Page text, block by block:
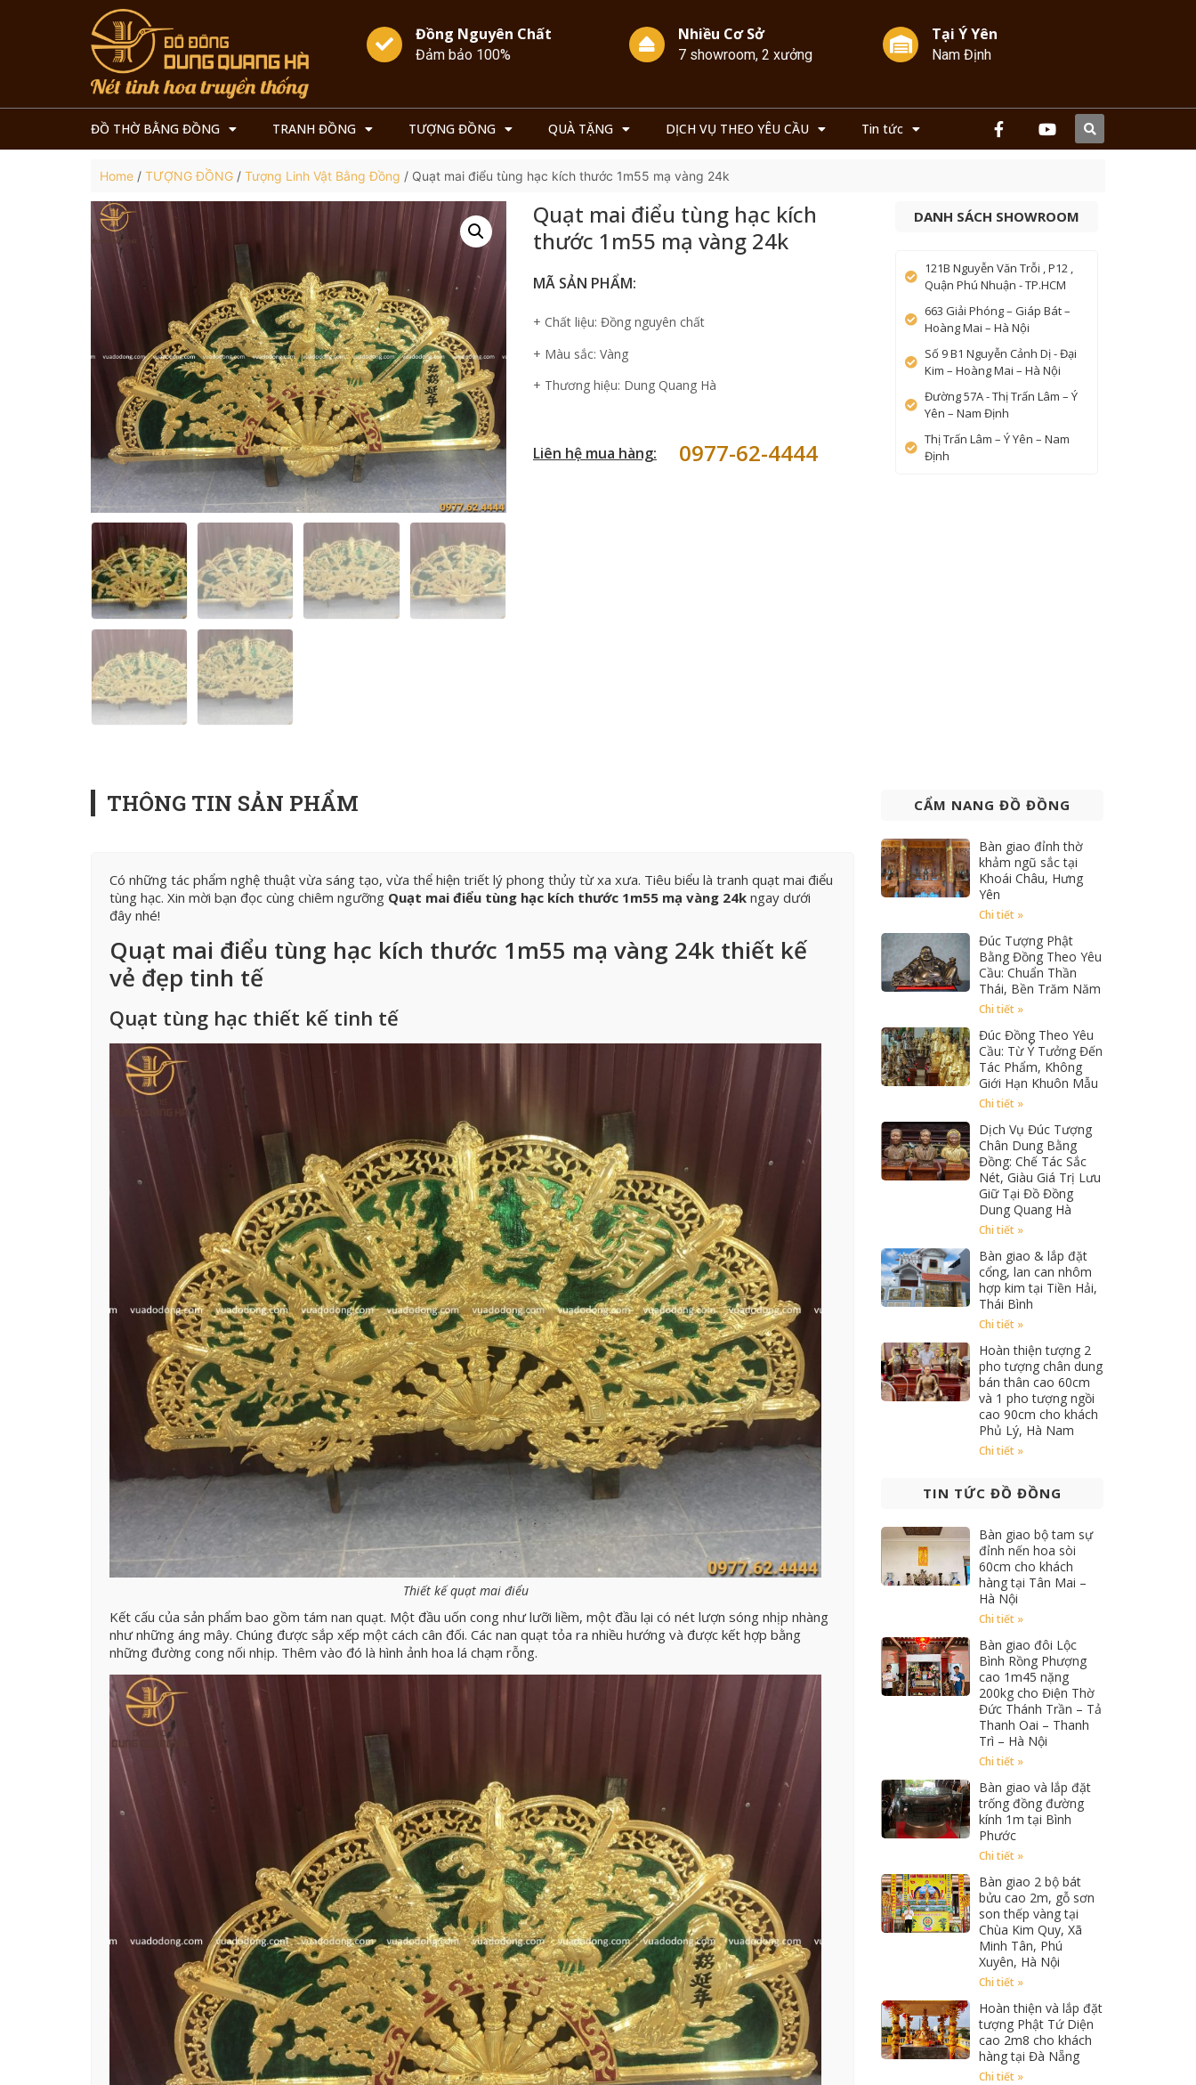
Đồng Nguyên Chất
Đảm bảo 100%
Nhiều Cơ Sở
7 showroom, 2 xưởng
Tại Ý Yên
Nam Định
ĐỒ THỜ BẰNG ĐỒNG TRANH ĐỒNG TƯỢNG ĐỒNG QUÀ TẶNG DỊCH VỤ THEO YÊU CẦU Tin tức
Home / TƯỢNG ĐỒNG / Tượng Linh Vật Bằng Đồng / Quạt mai điểu tùng hạc kích thước 1m55 mạ vàng 24k
Quạt mai điểu tùng hạc kích
thước 1m55 mạ vàng 24k
MÃ SẢN PHẨM:
+ Chất liệu: Đồng nguyên chất
+ Màu sắc: Vàng
+ Thương hiệu: Dung Quang Hà
Liên hệ mua hàng: 0977-62-4444
DANH SÁCH SHOWROOM
121B Nguyễn Văn Trỗi , P12 ,
Quận Phú Nhuận - TP.HCM
663 Giải Phóng – Giáp Bát –
Hoàng Mai – Hà Nội
Số 9 B1 Nguyễn Cảnh Dị - Đại
Kim – Hoàng Mai – Hà Nội
Đường 57A - Thị Trấn Lâm – Ý
Yên – Nam Định
Thị Trấn Lâm – Ý Yên – Nam
Định
THÔNG TIN SẢN PHẨM
Có những tác phẩm nghệ thuật vừa sáng tạo, vừa thể hiện triết lý phong thủy từ xa xưa. Tiêu biểu là tranh quạt mai điểu
tùng hạc. Xin mời bạn đọc cùng chiêm ngưỡng Quạt mai điểu tùng hạc kích thước 1m55 mạ vàng 24k ngay dưới
đây nhé!
Quạt mai điểu tùng hạc kích thước 1m55 mạ vàng 24k thiết kế
vẻ đẹp tinh tế
Quạt tùng hạc thiết kế tinh tế
Thiết kế quạt mai điểu
Kết cấu của sản phẩm bao gồm tám nan quạt. Một đầu uốn cong như lưỡi liềm, một đầu lại có nét lượn sóng nhịp nhàng
như những áng mây. Chúng được sắp xếp một cách cân đối. Các nan quạt tỏa ra nhiều hướng và được kết hợp bằng
những đường cong nối nhịp. Thêm vào đó là hình ảnh hoa lá chạm rỗng.
CẨM NANG ĐỒ ĐỒNG
Bàn giao đỉnh thờ
khảm ngũ sắc tại
Khoái Châu, Hưng
Yên
Chi tiết »
Đúc Tượng Phật
Bằng Đồng Theo Yêu
Cầu: Chuẩn Thần
Thái, Bền Trăm Năm
Chi tiết »
Đúc Đồng Theo Yêu
Cầu: Từ Ý Tưởng Đến
Tác Phẩm, Không
Giới Hạn Khuôn Mẫu
Chi tiết »
Dịch Vụ Đúc Tượng
Chân Dung Bằng
Đồng: Chế Tác Sắc
Nét, Giàu Giá Trị Lưu
Giữ Tại Đồ Đồng
Dung Quang Hà
Chi tiết »
Bàn giao & lắp đặt
cổng, lan can nhôm
hợp kim tại Tiền Hải,
Thái Bình
Chi tiết »
Hoàn thiện tượng 2
pho tượng chân dung
bán thân cao 60cm
và 1 pho tượng ngồi
cao 90cm cho khách
Phủ Lý, Hà Nam
Chi tiết »
TIN TỨC ĐỒ ĐỒNG
Bàn giao bộ tam sự
đỉnh nến hoa sòi
60cm cho khách
hàng tại Tân Mai –
Hà Nội
Chi tiết »
Bàn giao đôi Lộc
Bình Rồng Phượng
cao 1m45 nặng
200kg cho Điện Thờ
Đức Thánh Trần – Tả
Thanh Oai – Thanh
Trì – Hà Nội
Chi tiết »
Bàn giao và lắp đặt
trống đồng đường
kính 1m tại Bình
Phước
Chi tiết »
Bàn giao 2 bộ bát
bửu cao 2m, gỗ sơn
son thếp vàng tại
Chùa Kim Quy, Xã
Minh Tân, Phú
Xuyên, Hà Nội
Chi tiết »
Hoàn thiện và lắp đặt
tượng Phật Tứ Diện
cao 2m8 cho khách
hàng tại Đà Nẵng
Chi tiết »